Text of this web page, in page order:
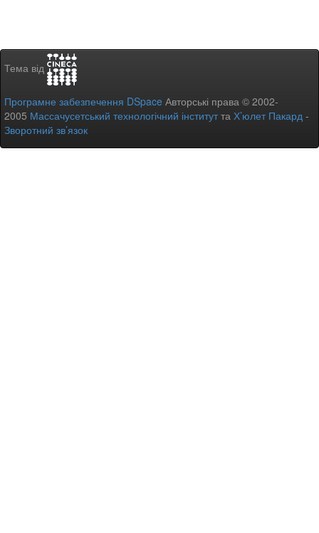
Тема від
Програмне забезпечення DSpace Авторські права © 2002-
2005 Массачусетський технологічний інститутта Х’юлет Пакард -
Зворотний зв’язок